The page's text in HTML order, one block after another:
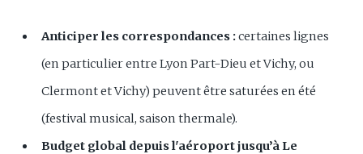
Anticiper les correspondances :certaines lignes
(en particulier entre Lyon Part-Dieu et Vichy, ou
Clermont et Vichy) peuvent être saturées en été
(festival musical, saison thermale).
Budget global depuis l'aéroport jusqu’à Le